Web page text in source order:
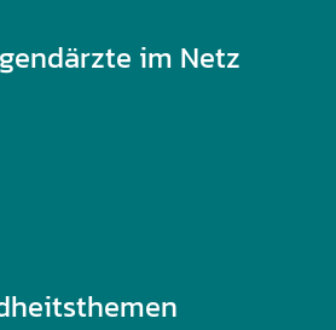
im Netz